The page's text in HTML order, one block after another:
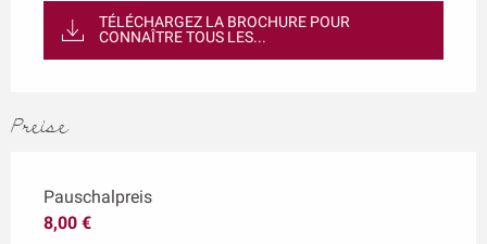
TÉLÉCHARGEZ LA BROCHURE POUR
CONNAÎTRE TOUS LES...
Preise
Pauschalpreis
8,00 €